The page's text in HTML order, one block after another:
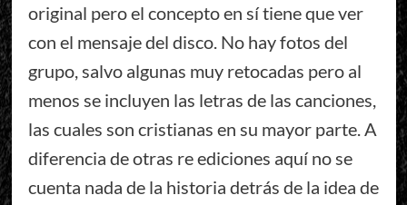
original pero el concepto en sí tiene que ver
con el mensaje del disco. No hay fotos del
grupo, salvo algunas muy retocadas pero al
menos se incluyen las letras de las canciones,
las cuales son cristianas en su mayor parte. A
diferencia de otras re ediciones aquí no se
cuenta nada de la historia detrás de la idea de